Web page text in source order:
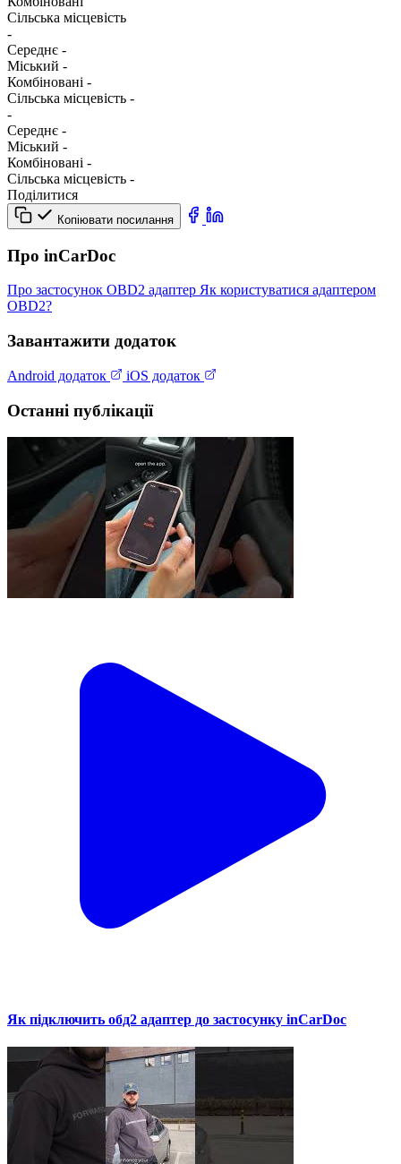
Сільська місцевість
-
Середнє -
Міський -
Комбіновані -
Сільська місцевість -
-
Середнє -
Міський -
Комбіновані -
Сільська місцевість -
Поділитися
Копіювати посилання
Про inCarDoc
Про застосунок OBD2 адаптер Як користуватися адаптером
OBD2?
Завантажити додаток
Android додаток iOS додаток
Останні публікації
Як підключить обд2 адаптер до застосунку inCarDoc